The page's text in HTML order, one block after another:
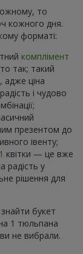
то
кожного дня.
форматі:
комплімент
так; такий
адже ціна
і чудово
презентом до
івенту;
квітки — це вже
радість у
рішення для
букет
1 тюльпана
не вибрали.